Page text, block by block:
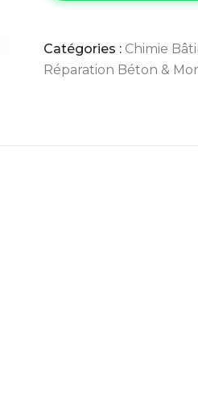
Catégories : Chimie
Réparation Béton &